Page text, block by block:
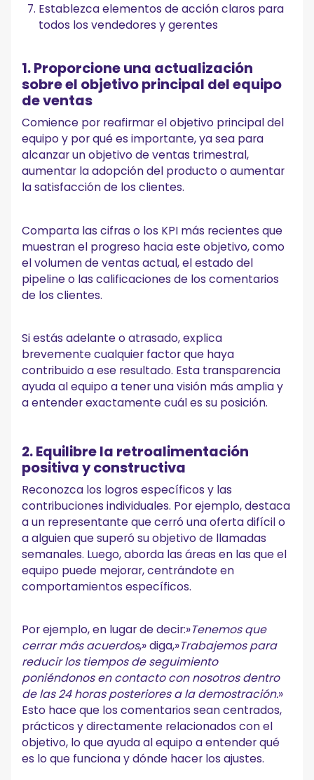
Establezca elementos de acción claros para
todos los vendedores y gerentes
1. Proporcione una actualización
sobre el objetivo principal del equipo
de ventas
Comience por reafirmar el objetivo principal del
equipo y por qué es importante, ya sea para
alcanzar un objetivo de ventas trimestral,
aumentar la adopción del producto o aumentar
la satisfacción de los clientes.
Comparta las cifras o los KPI más recientes que
muestran el progreso hacia este objetivo, como
el volumen de ventas actual, el estado del
pipeline o las calificaciones de los comentarios
de los clientes.
Si estás adelante o atrasado, explica
brevemente cualquier factor que haya
contribuido a ese resultado. Esta transparencia
ayuda al equipo a tener una visión más amplia y
a entender exactamente cuál es su posición.
2. Equilibre la retroalimentación
positiva y constructiva
Reconozca los logros específicos y las
contribuciones individuales. Por ejemplo, destaca
a un representante que cerró una oferta difícil o
a alguien que superó su objetivo de llamadas
semanales. Luego, aborda las áreas en las que el
equipo puede mejorar, centrándote en
comportamientos específicos.
Por ejemplo, en lugar de decir:»Tenemos que
cerrar más acuerdos,» diga,»Trabajemos para
reducir los tiempos de seguimiento
poniéndonos en contacto con nosotros dentro
de las 24 horas posteriores a la demostración.»
Esto hace que los comentarios sean centrados,
prácticos y directamente relacionados con el
objetivo, lo que ayuda al equipo a entender qué
es lo que funciona y dónde hacer los ajustes.